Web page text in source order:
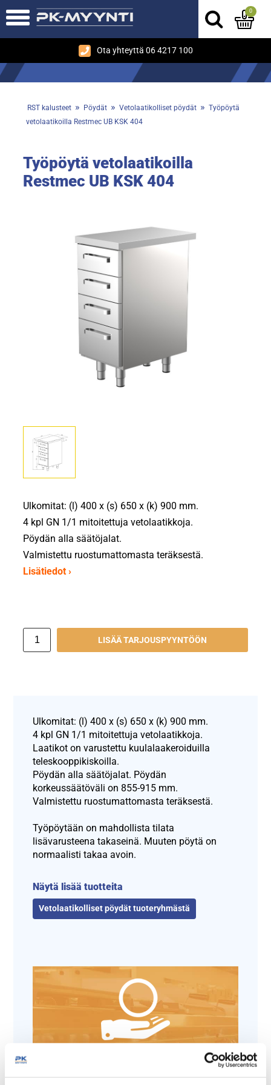
Ota yhteyttä 06 4217 100
0
RST kalusteet » Pöydät » Vetolaatikolliset pöydät » Työpöytä
vetolaatikoilla Restmec UB KSK 404
Työpöytä vetolaatikoilla
Restmec UB KSK 404
Ulkomitat: (l) 400 x (s) 650 x (k) 900 mm.
4 kpl GN 1/1 mitoitettuja vetolaatikkoja.
Pöydän alla säätöjalat.
Valmistettu ruostumattomasta teräksestä.
Lisätiedot ›
LISÄÄ TARJOUSPYYNTÖÖN
Ulkomitat: (l) 400 x (s) 650 x (k) 900 mm.
4 kpl GN 1/1 mitoitettuja vetolaatikkoja.
Laatikot on varustettu kuulalaakeroiduilla
teleskooppikiskoilla.
Pöydän alla säätöjalat. Pöydän
korkeussäätöväli on 855-915 mm.
Valmistettu ruostumattomasta teräksestä.
Työpöytään on mahdollista tilata
lisävarusteena takaseinä. Muuten pöytä on
normaalisti takaa avoin.
Näytä lisää tuotteita
Vetolaatikolliset pöydät tuoteryhmästä
Tämäkin laite sopivasti
rahoituksella